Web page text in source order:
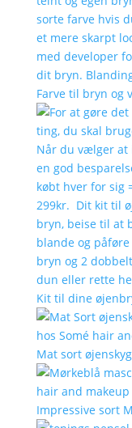
Farve til bryn og
Kit til dine
Mat sort
Impressive sort